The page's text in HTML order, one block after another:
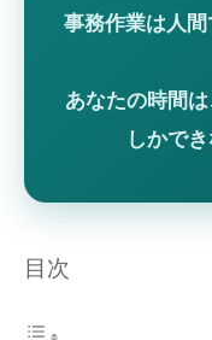
事務作業は人
あなたの時間
しかで
目次